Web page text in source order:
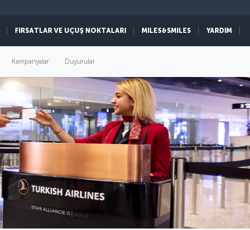
FIRSATLAR VE UÇUŞ NOKTALARI MILES&SMILES YARDIM
Kampanyalar Duyurular